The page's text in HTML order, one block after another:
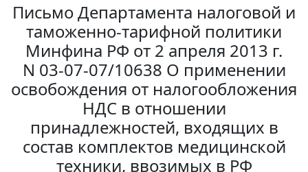
Письмо Департамента налоговой и
таможенно-тарифной политики
Минфина РФ от 2 апреля 2013 г.
N 03-07-07/10638 О применении
освобождения от налогообложения
НДС в отношении
принадлежностей, входящих в
состав комплектов медицинской
техники, ввозимых в РФ